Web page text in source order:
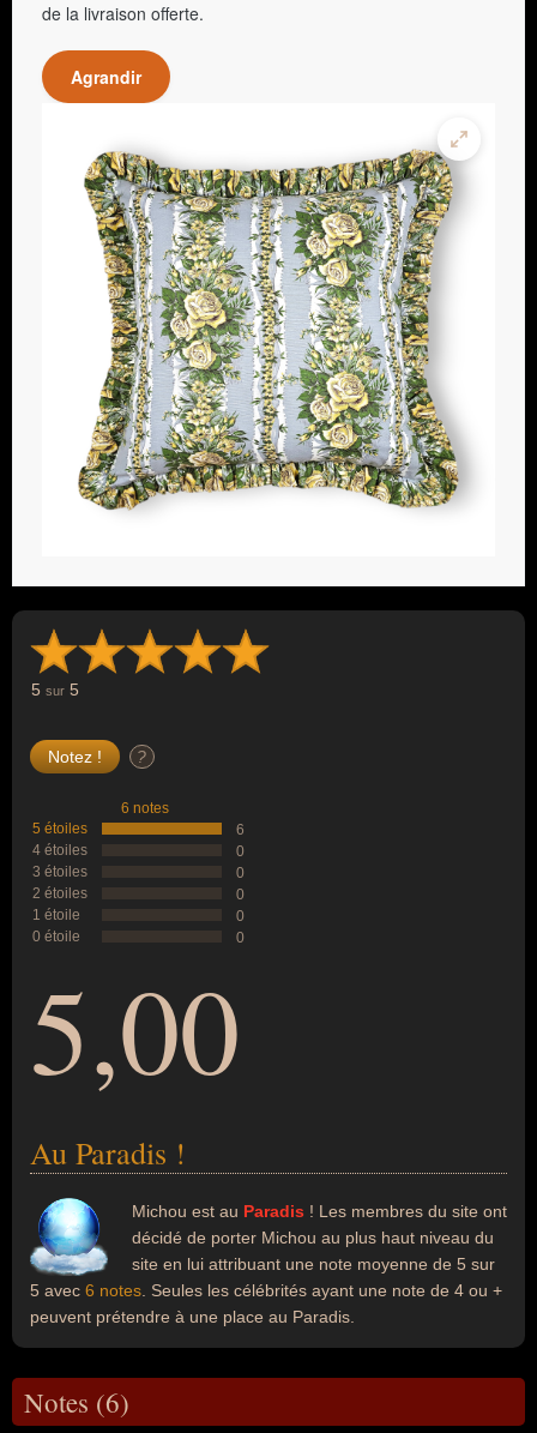
de la livraison offerte.
Agrandir
5 sur 5
?
6 notes
5 étoiles
6
4 étoiles
0
3 étoiles
0
2 étoiles
0
1 étoile
0
0 étoile
0
5,00
Au Paradis !
Michou est au Paradis ! Les membres du site ont
décidé de porter Michou au plus haut niveau du
site en lui attribuant une note moyenne de 5 sur
5 avec 6 notes . Seules les célébrités ayant une note de 4 ou +
peuvent prétendre à une place au Paradis.
Notes (6)